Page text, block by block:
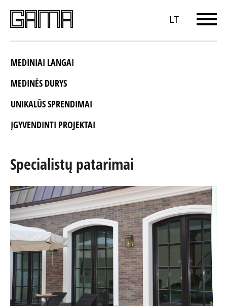
LT
MEDINIAI LANGAI
MEDINĖS DURYS
UNIKALŪS SPRENDIMAI
ĮGYVENDINTI PROJEKTAI
Specialistų patarimai